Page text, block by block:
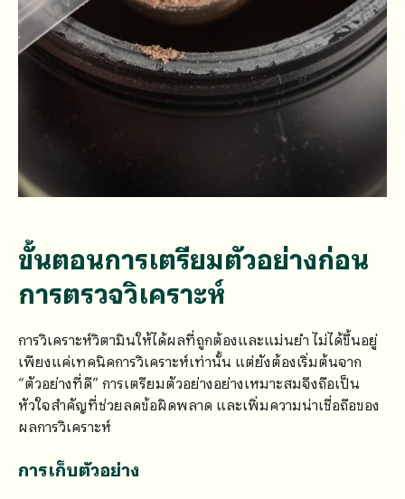
ขั้นตอนการเตรียมตัวอย่างก่อน
การตรวจวิเคราะห์
การวิเคราะห์วิตามินให้ได้ผลที่ถูกต้องและแม่นยำ ไม่ได้ขึ้นอยู่
เพียงแค่เทคนิคการวิเคราะห์เท่านั้น แต่ยังต้องเริ่มต้นจาก
“ตัวอย่างที่ดี” การเตรียมตัวอย่างอย่างเหมาะสมจึงถือเป็น
หัวใจสำคัญที่ช่วยลดข้อผิดพลาด และเพิ่มความน่าเชื่อถือของ
ผลการวิเคราะห์
การเก็บตัวอย่าง